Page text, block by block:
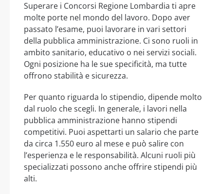
Superare i Concorsi Regione Lombardia ti apre
molte porte nel mondo del lavoro. Dopo aver
passato l’esame, puoi lavorare in vari settori
della pubblica amministrazione. Ci sono ruoli in
ambito sanitario, educativo o nei servizi sociali.
Ogni posizione ha le sue specificità, ma tutte
offrono stabilità e sicurezza.
Per quanto riguarda lo stipendio, dipende molto
dal ruolo che scegli. In generale, i lavori nella
pubblica amministrazione hanno stipendi
competitivi. Puoi aspettarti un salario che parte
da circa 1.550 euro al mese e può salire con
l’esperienza e le responsabilità. Alcuni ruoli più
specializzati possono anche offrire stipendi più
alti.